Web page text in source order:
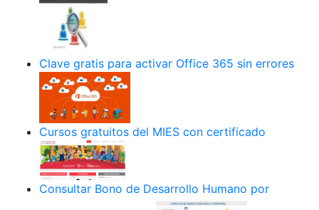
Clave gratis para activar Office 365 sin errores
Cursos gratuitos del MIES con certificado
Consultar Bono de Desarrollo Humano por